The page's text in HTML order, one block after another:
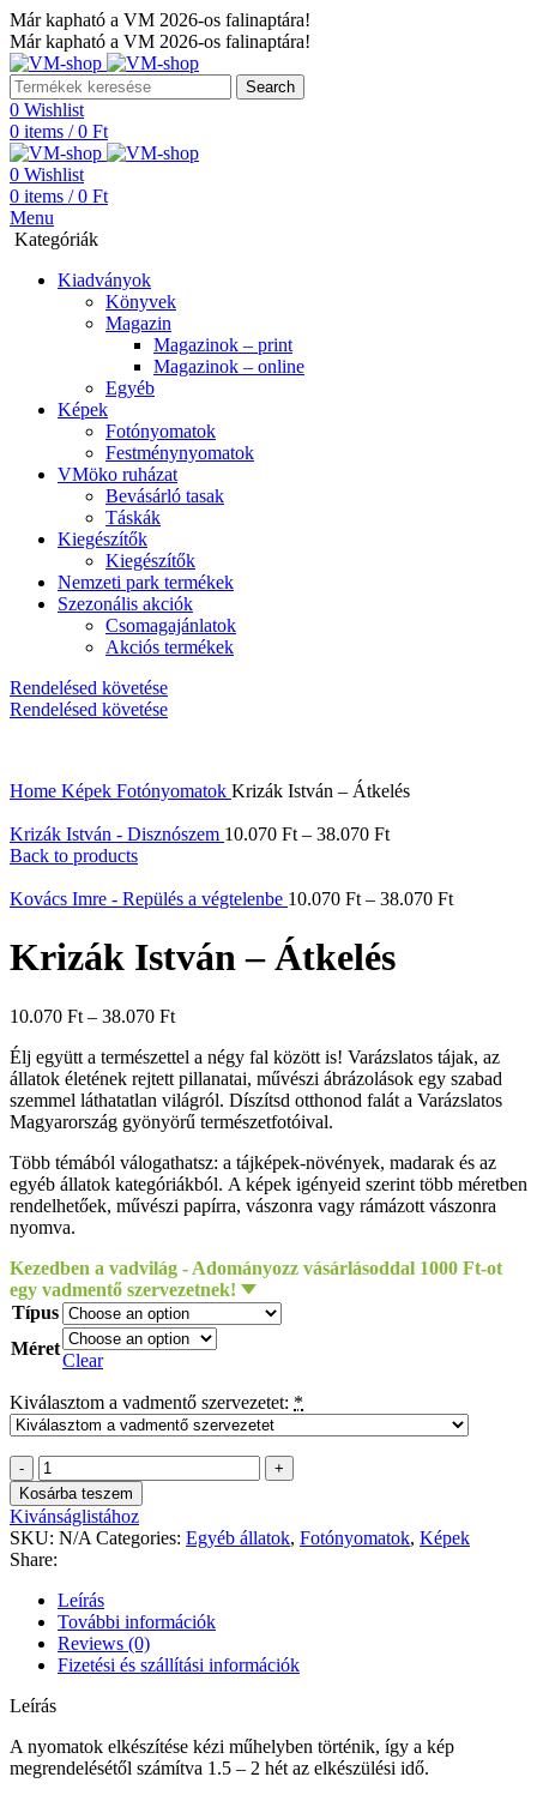
Már kapható a VM 2026-os falinaptára!
Már kapható a VM 2026-os falinaptára!
Search
0 Wishlist
0 items / 0 Ft
0 Wishlist
0 items / 0 Ft
Menu
Kategóriák
Kiadványok
Könyvek
Magazin
Magazinok – print
Magazinok – online
Egyéb
Képek
Fotónyomatok
Festménynyomatok
VMöko ruházat
Bevásárló tasak
Táskák
Kiegészítők
Kiegészítők
Nemzeti park termékek
Szezonális akciók
Csomagajánlatok
Akciós termékek
Rendelésed követése
Rendelésed követése
Home Képek Fotónyomatok Krizák István – Átkelés
Krizák István - Disznószem 10.070 Ft – 38.070 Ft
Back to products
Kovács Imre - Repülés a végtelenbe 10.070 Ft – 38.070 Ft
Krizák István – Átkelés
10.070 Ft – 38.070 Ft
Élj együtt a természettel a négy fal között is! Varázslatos tájak, az
állatok életének rejtett pillanatai, művészi ábrázolások egy szabad
szemmel láthatatlan világról. Díszítsd otthonod falát a Varázslatos
Magyarország gyönyörű természetfotóival.
Több témából válogathatsz: a tájképek-növények, madarak és az
egyéb állatok kategóriákból. A képek igényeid szerint több méretben
rendelhetőek, művészi papírra, vászonra vagy rámázott vászonra
nyomva.
Kezedben a vadvilág - Adományozz vásárlásoddal 1000 Ft-ot
egy vadmentő szervezetnek!
Típus
Méret
Clear
Kiválasztom a vadmentő szervezetet: *
Krizák
István
-
Átkelés
quantity
Kosárba teszem
Kivánságlistához
SKU: N/A Categories: Egyéb állatok, Fotónyomatok, Képek
Share:
Leírás
További információk
Reviews (0)
Fizetési és szállítási információk
Leírás
A nyomatok elkészítése kézi műhelyben történik, így a kép
megrendelésétől számítva 1.5 – 2 hét az elkészülési idő.